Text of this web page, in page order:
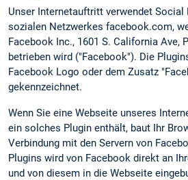
Unser Internetauftritt verwendet Social
sozialen Netzwerkes facebook.com,
Facebook Inc., 1601 S. California Ave,
betrieben wird ("Facebook"). Die
Facebook Logo oder dem Zusatz
gekennzeichnet.
Wenn Sie eine Webseite unseres
ein solches Plugin enthält, baut Ihr
Verbindung mit den Servern von
Plugins wird von Facebook direkt an
und von diesem in die Webseite